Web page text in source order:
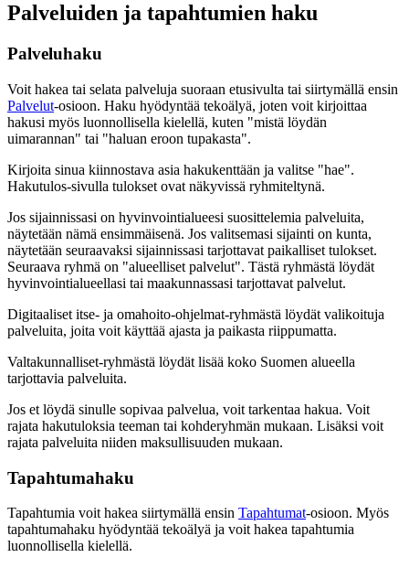
Palveluiden ja tapahtumien haku
Palveluhaku
Voit hakea tai selata palveluja suoraan etusivulta tai siirtymällä ensin
Palvelut-osioon. Haku hyödyntää tekoälyä, joten voit kirjoittaa
hakusi myös luonnollisella kielellä, kuten "mistä löydän
uimarannan" tai "haluan eroon tupakasta".
Kirjoita sinua kiinnostava asia hakukenttään ja valitse "hae".
Hakutulos-sivulla tulokset ovat näkyvissä ryhmiteltynä.
Jos sijainnissasi on hyvinvointialueesi suosittelemia palveluita,
näytetään nämä ensimmäisenä. Jos valitsemasi sijainti on kunta,
näytetään seuraavaksi sijainnissasi tarjottavat paikalliset tulokset.
Seuraava ryhmä on "alueelliset palvelut". Tästä ryhmästä löydät
hyvinvointialueellasi tai maakunnassasi tarjottavat palvelut.
Digitaaliset itse- ja omahoito-ohjelmat-ryhmästä löydät valikoituja
palveluita, joita voit käyttää ajasta ja paikasta riippumatta.
Valtakunnalliset-ryhmästä löydät lisää koko Suomen alueella
tarjottavia palveluita.
Jos et löydä sinulle sopivaa palvelua, voit tarkentaa hakua. Voit
rajata hakutuloksia teeman tai kohderyhmän mukaan. Lisäksi voit
rajata palveluita niiden maksullisuuden mukaan.
Tapahtumahaku
Tapahtumia voit hakea siirtymällä ensin Tapahtumat-osioon. Myös
tapahtumahaku hyödyntää tekoälyä ja voit hakea tapahtumia
luonnollisella kielellä.